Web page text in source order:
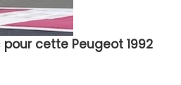
cette Peugeot 1992